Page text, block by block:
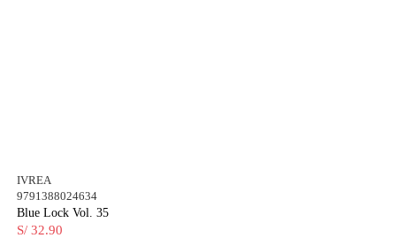
IVREA
9791388024634
Blue Lock Vol. 35
S/ 32.90